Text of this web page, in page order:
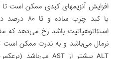
یا کبد چرب